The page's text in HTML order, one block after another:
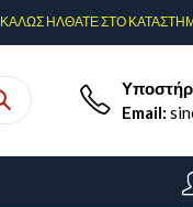
ΚΑΛΩΣ ΗΛΘΑΤΕ ΣΤΟ
Email: